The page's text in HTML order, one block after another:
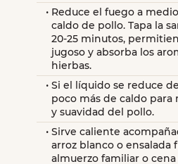
Reduce el fuego a
caldo de pollo. Tapa la
20-25 minutos,
jugoso y absorba los
hierbas.
Si el líquido se reduce
poco más de caldo
y suavidad del pollo.
Sirve caliente
arroz blanco o ensalada
almuerzo familiar o cena